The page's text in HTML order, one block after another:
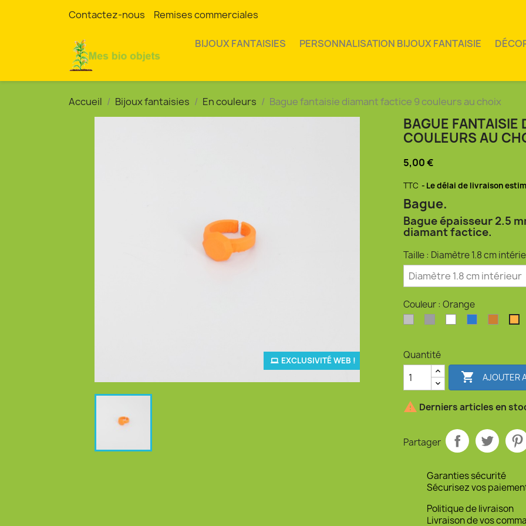
Contactez-nous Remises commerciales
BIJOUX FANTAISIES PERSONNALISATION BIJOUX FANTAISIE
Accueil Bijoux fantaisies En couleurs Bague fantaisie diamant factice 9 couleurs au choix
EXCLUSIVITÉ WEB !
BAGUE FANTAISIE
COULEURS AU
5,00 €
TTC Le délai de livraison
Bague.
Bague épaisseur 2.5
diamant factice.
Taille : Diamètre 1.8 cm
Couleur : Orange
Quantité
 AJOUTER
 Derniers articles en
Partager
Garanties sécurité
Sécurisez vos
Politique de livraison
Livraison de vos